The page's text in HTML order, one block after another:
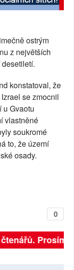
ostrým
z největších
konstatoval, že
se zmocnil
u Gvaotu
vlastněné
soukromé
to, že území
osady.
0